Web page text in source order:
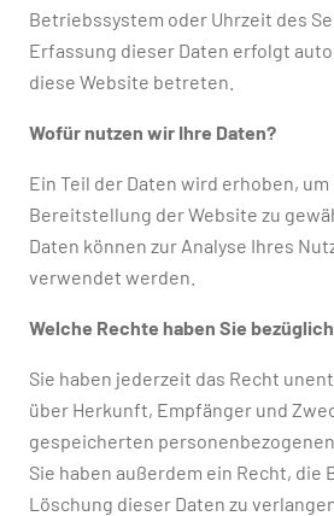
Betriebssystem oder Uhrzeit des
Erfassung dieser Daten erfolgt
diese Website betreten.
Wofür nutzen wir Ihre Daten?
Ein Teil der Daten wird erhoben,
Bereitstellung der Website zu
Daten können zur Analyse Ihres
verwendet werden.
Welche Rechte haben Sie
Sie haben jederzeit das Recht
über Herkunft, Empfänger und
gespeicherten
Sie haben außerdem ein Recht, die
Löschung dieser Daten zu